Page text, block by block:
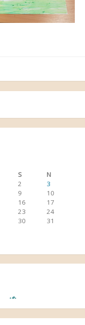
S
N
2
3
9
10
16
17
23
24
30 31